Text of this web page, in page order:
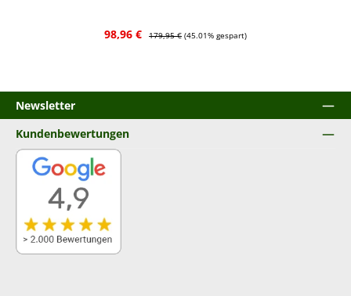
Verkaufspreis:
98,96 € Regulärer Preis:
179,95 € (45.01% gespart)
Newsletter
Kundenbewertungen